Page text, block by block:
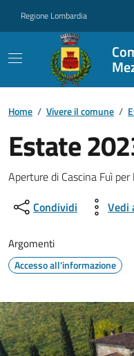
Regione Lombardia
Home / Vivere il comune /
Estate
Dettagli
Aperture di Cascina Fuì
Condividi
Vedi
Argomenti
Accesso all'informazione